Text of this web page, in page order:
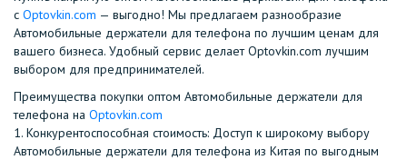
с Optovkin.com — выгодно! Мы предлагаем разнообразие
Автомобильные держатели для телефона по лучшим ценам для
вашего бизнеса. Удобный сервис делает Optovkin.com лучшим
выбором для предпринимателей.
Преимущества покупки оптом Автомобильные держатели для
телефона на Optovkin.com
1.⁠ ⁠Конкурентоспособная стоимость: Доступ к широкому выбору
Автомобильные держатели для телефона из Китая по выгодным